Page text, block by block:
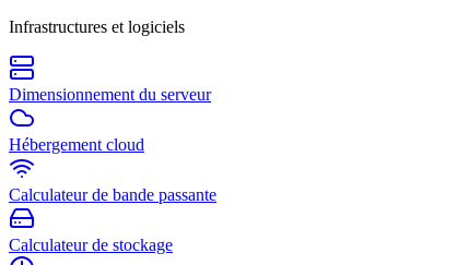
Infrastructures et logiciels
Dimensionnement du serveur
Hébergement cloud
Calculateur de bande passante
Calculateur de stockage